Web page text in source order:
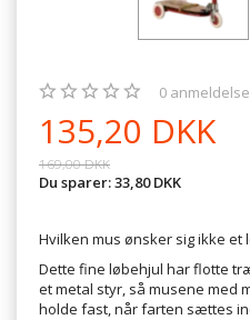
0
135,20 DKK
169,00 DKK
Du sparer:33,80 DKK
Hvilken mus ønsker sig ikke et
Dette fine løbehjul har flotte
et metal styr, så musene med
holde fast, når farten sættes